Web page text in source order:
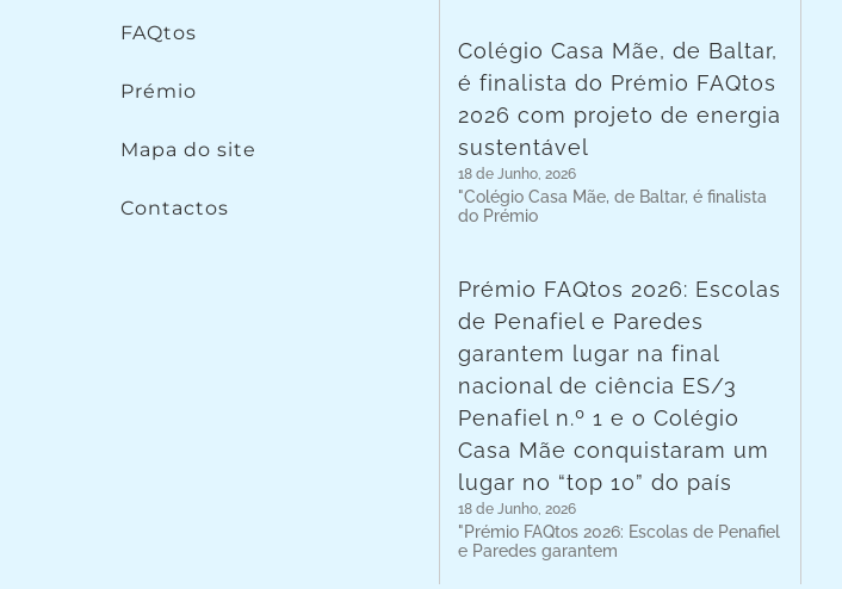
FAQtos
Prémio
Mapa do site
Contactos
Colégio Casa Mãe, de Baltar,
é finalista do Prémio FAQtos
2026 com projeto de energia
sustentável
18 de Junho, 2026
"Colégio Casa Mãe, de Baltar, é finalista
do Prémio
Prémio FAQtos 2026: Escolas
de Penafiel e Paredes
garantem lugar na final
nacional de ciência ES/3
Penafiel n.º 1 e o Colégio
Casa Mãe conquistaram um
lugar no “top 10” do país
18 de Junho, 2026
"Prémio FAQtos 2026: Escolas de Penafiel
e Paredes garantem